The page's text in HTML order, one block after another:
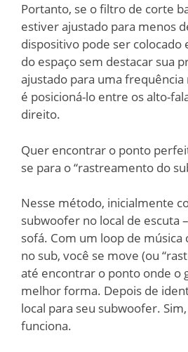
Portanto, se o filtro de corte
estiver ajustado para menos
dispositivo pode ser
do espaço sem destacar sua
ajustado para uma
é posicioná-lo entre os alto-
direito.
Quer encontrar o ponto
se para o “rastreamento do
Nesse método, inicialmente
subwoofer no local de escuta
sofá. Com um loop de música
no sub, você se move (ou
até encontrar o ponto onde o
melhor forma. Depois de
local para seu subwoofer.
funciona.